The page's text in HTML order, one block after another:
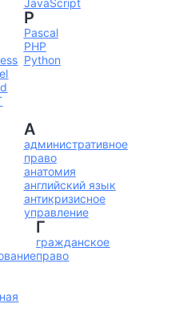
JavaScript
P
Pascal
PHP
Python
А
административное
право
анатомия
английский язык
антикризисное
управление
Г
гражданское
право